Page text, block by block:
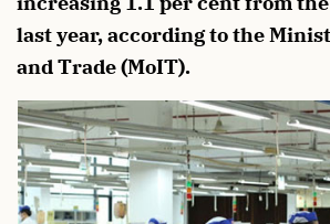
last year, according to the
and Trade (MoIT).